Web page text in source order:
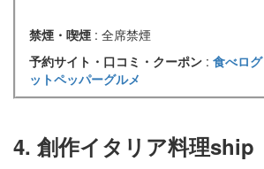
禁煙・喫煙 : 全席禁煙
予約サイト・口コミ・クーポン : 食べログ
ットペッパーグルメ
4. 創作イタリア料理ship